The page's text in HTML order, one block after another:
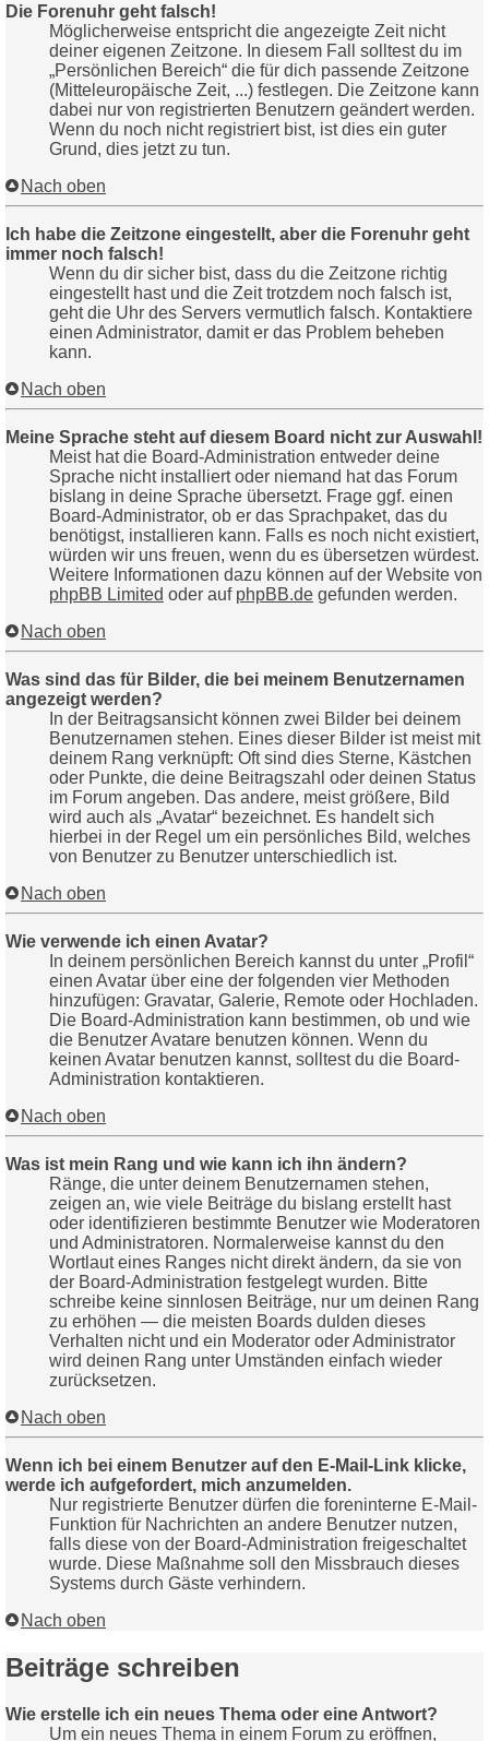
Die Forenuhr geht falsch!
Möglicherweise entspricht die angezeigte Zeit nicht
deiner eigenen Zeitzone. In diesem Fall solltest du im
„Persönlichen Bereich“ die für dich passende Zeitzone
(Mitteleuropäische Zeit, ...) festlegen. Die Zeitzone kann
dabei nur von registrierten Benutzern geändert werden.
Wenn du noch nicht registriert bist, ist dies ein guter
Grund, dies jetzt zu tun.
Nach oben
Ich habe die Zeitzone eingestellt, aber die Forenuhr geht
immer noch falsch!
Wenn du dir sicher bist, dass du die Zeitzone richtig
eingestellt hast und die Zeit trotzdem noch falsch ist,
geht die Uhr des Servers vermutlich falsch. Kontaktiere
einen Administrator, damit er das Problem beheben
kann.
Nach oben
Meine Sprache steht auf diesem Board nicht zur Auswahl!
Meist hat die Board-Administration entweder deine
Sprache nicht installiert oder niemand hat das Forum
bislang in deine Sprache übersetzt. Frage ggf. einen
Board-Administrator, ob er das Sprachpaket, das du
benötigst, installieren kann. Falls es noch nicht existiert,
würden wir uns freuen, wenn du es übersetzen würdest.
Weitere Informationen dazu können auf der Website von
phpBB Limited oder auf phpBB.de gefunden werden.
Nach oben
Was sind das für Bilder, die bei meinem Benutzernamen
angezeigt werden?
In der Beitragsansicht können zwei Bilder bei deinem
Benutzernamen stehen. Eines dieser Bilder ist meist mit
deinem Rang verknüpft: Oft sind dies Sterne, Kästchen
oder Punkte, die deine Beitragszahl oder deinen Status
im Forum angeben. Das andere, meist größere, Bild
wird auch als „Avatar“ bezeichnet. Es handelt sich
hierbei in der Regel um ein persönliches Bild, welches
von Benutzer zu Benutzer unterschiedlich ist.
Nach oben
Wie verwende ich einen Avatar?
In deinem persönlichen Bereich kannst du unter „Profil“
einen Avatar über eine der folgenden vier Methoden
hinzufügen: Gravatar, Galerie, Remote oder Hochladen.
Die Board-Administration kann bestimmen, ob und wie
die Benutzer Avatare benutzen können. Wenn du
keinen Avatar benutzen kannst, solltest du die Board-
Administration kontaktieren.
Nach oben
Was ist mein Rang und wie kann ich ihn ändern?
Ränge, die unter deinem Benutzernamen stehen,
zeigen an, wie viele Beiträge du bislang erstellt hast
oder identifizieren bestimmte Benutzer wie Moderatoren
und Administratoren. Normalerweise kannst du den
Wortlaut eines Ranges nicht direkt ändern, da sie von
der Board-Administration festgelegt wurden. Bitte
schreibe keine sinnlosen Beiträge, nur um deinen Rang
zu erhöhen — die meisten Boards dulden dieses
Verhalten nicht und ein Moderator oder Administrator
wird deinen Rang unter Umständen einfach wieder
zurücksetzen.
Nach oben
Wenn ich bei einem Benutzer auf den E-Mail-Link klicke,
werde ich aufgefordert, mich anzumelden.
Nur registrierte Benutzer dürfen die foreninterne E-Mail-
Funktion für Nachrichten an andere Benutzer nutzen,
falls diese von der Board-Administration freigeschaltet
wurde. Diese Maßnahme soll den Missbrauch dieses
Systems durch Gäste verhindern.
Nach oben
Beiträge schreiben
Wie erstelle ich ein neues Thema oder eine Antwort?
Um ein neues Thema in einem Forum zu eröffnen,